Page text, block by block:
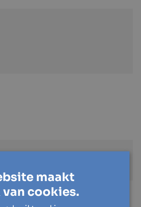
maakt
cookies.